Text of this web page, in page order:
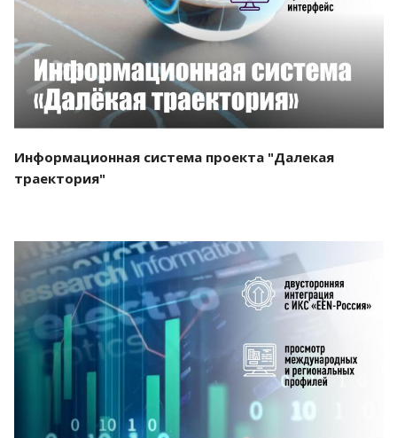
Информационная система проекта "Далекая
траектория"
Смотреть проект